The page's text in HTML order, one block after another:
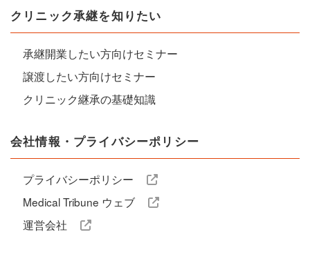
クリニック承継を知りたい
承継開業したい方向けセミナー
譲渡したい方向けセミナー
クリニック継承の基礎知識
会社情報・プライバシーポリシー
プライバシーポリシー
Medical Tribune ウェブ
運営会社